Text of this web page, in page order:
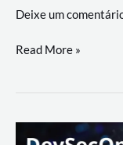
a
workflows
Deixe um
teste
palyer
Read More »